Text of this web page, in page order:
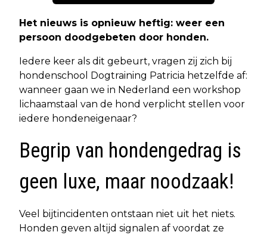
Het nieuws is opnieuw heftig: weer een
persoon doodgebeten door honden.
Iedere keer als dit gebeurt, vragen zij zich bij
hondenschool Dogtraining Patricia hetzelfde af:
wanneer gaan we in Nederland een workshop
lichaamstaal van de hond verplicht stellen voor
iedere hondeneigenaar?
Begrip van hondengedrag is
geen luxe, maar noodzaak!
Veel bijtincidenten ontstaan niet uit het niets.
Honden geven altijd signalen af voordat ze